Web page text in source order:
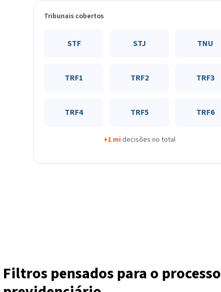
Tribunais cobertos
STF STJ TNU
TRF1 TRF2 TRF3
TRF4 TRF5 TRF6
+1 mi decisões no total
Filtros pensados para o processo